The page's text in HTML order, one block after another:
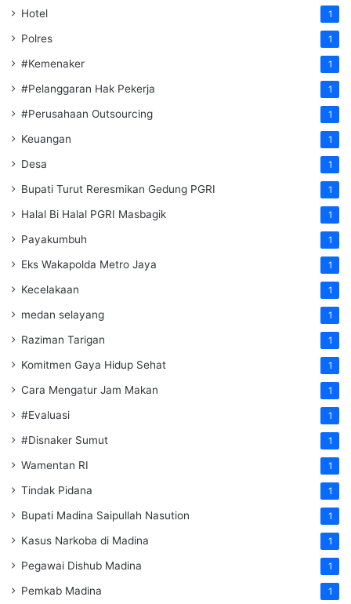
Hotel 1
Polres 1
#Kemenaker 1
#Pelanggaran Hak Pekerja 1
#Perusahaan Outsourcing 1
Keuangan 1
Desa 1
Bupati Turut Reresmikan Gedung PGRI 1
Halal Bi Halal PGRI Masbagik 1
Payakumbuh 1
Eks Wakapolda Metro Jaya 1
Kecelakaan 1
medan selayang 1
Raziman Tarigan 1
Komitmen Gaya Hidup Sehat 1
Cara Mengatur Jam Makan 1
#Evaluasi 1
#Disnaker Sumut 1
Wamentan RI 1
Tindak Pidana 1
Bupati Madina Saipullah Nasution 1
Kasus Narkoba di Madina 1
Pegawai Dishub Madina 1
Pemkab Madina 1